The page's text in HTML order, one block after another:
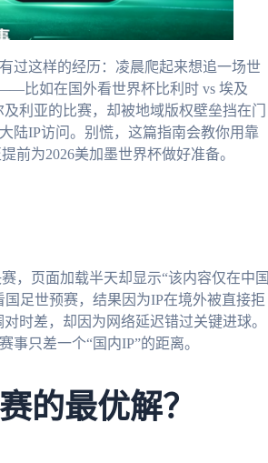
过这样的经历：凌晨爬起来想追一场世
比如在国外看世界杯比利时 vs 埃及
利亚的比赛，却被地域版权壁垒挡在门
陆IP访问。别慌，这篇指南会教你用靠
前为2026美加墨世界杯做好准备。
，页面加载半天却显示“该内容仅在中国
足世预赛，结果因为IP在境外被直接拒
时差，却因为网络延迟错过关键进球。
只差一个“国内IP”的距离。
的最优解？